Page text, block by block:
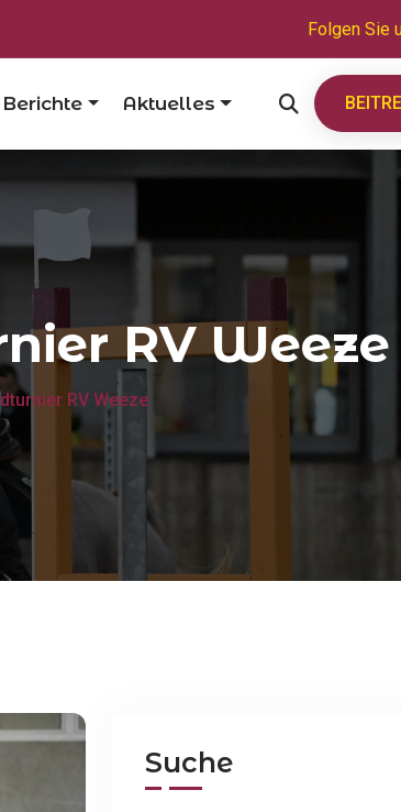
Folgen Sie
Aktuelles
RV Weeze
RV Weeze
Suche